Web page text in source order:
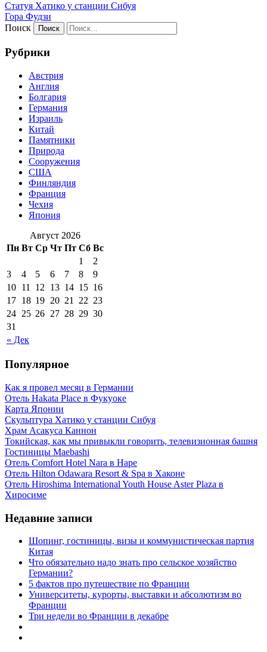
Статуя Хатико у станции Сибуя
Гора Фудзи
Поиск
Рубрики
Австрия
Англия
Болгария
Германия
Израиль
Китай
Памятники
Природа
Сооружения
США
Финляндия
Франция
Чехия
Япония
Август 2026
Пн Вт Ср Чт Пт Сб Вс
« Дек
1
2
3
4 5 6 7 8
9
10 11 12 13 14 15 16
17 18 19 20 21 22 23
24 25 26 27 28 29 30
31
Популярное
Как я провел месяц в Германии
Отель Hakata Place в Фукуоке
Карта Японии
Скульптура Хатико у станции Сибуя
Храм Асакуса Каннон
Токийская, как мы привыкли говорить, телевизионная башня
Гостиницы Maebashi
Отель Comfort Hotel Nara в Наре
Отель Hilton Odawara Resort & Spa в Хаконе
Отель Hiroshima International Youth House Aster Plaza в
Хиросиме
Недавние записи
Шопинг, гостиницы, визы и коммунистическая партия
Китая
Что обязательно надо знать про сельское хозяйство
Германии?
5 фактов про путешествие по Франции
Университеты, курорты, выставки и абсолютизм во
Франции
Три недели во Франции в декабре